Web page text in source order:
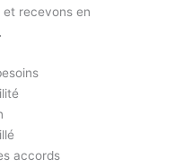
recevons en
accords